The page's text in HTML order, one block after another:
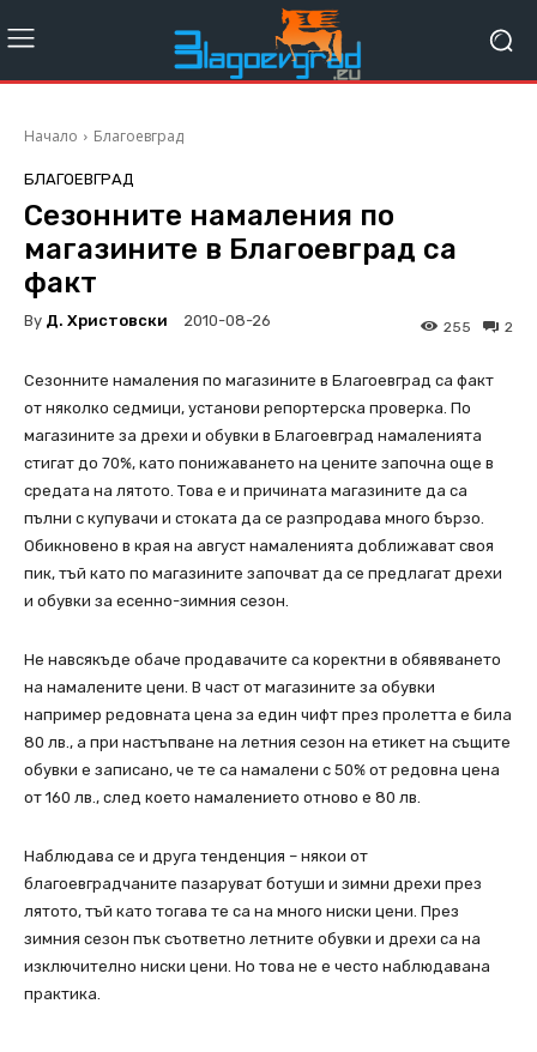
Начало Благоевград
БЛАГОЕВГРАД
Сезонните намаления по
магазините в Благоевград са
факт
By Д. Христовски 2010-08-26 2
255
Сезонните намаления по магазините в Благоевград са факт
от няколко седмици, установи репортерска проверка. По
магазините за дрехи и обувки в Благоевград намаленията
стигат до 70%, като понижаването на цените започна още в
средата на лятото. Това е и причината магазините да са
пълни с купувачи и стоката да се разпродава много бързо.
Обикновено в края на август намаленията доближават своя
пик, тъй като по магазините започват да се предлагат дрехи
и обувки за есенно-зимния сезон.
Не навсякъде обаче продавачите са коректни в обявяването
на намалените цени. В част от магазините за обувки
например редовната цена за един чифт през пролетта е била
80 лв., а при настъпване на летния сезон на етикет на същите
обувки е записано, че те са намалени с 50% от редовна цена
от 160 лв., след което намалението отново е 80 лв.
Наблюдава се и друга тенденция – някои от
благоевградчаните пазаруват ботуши и зимни дрехи през
лятото, тъй като тогава те са на много ниски цени. През
зимния сезон пък съответно летните обувки и дрехи са на
изключително ниски цени. Но това не е често наблюдавана
практика.